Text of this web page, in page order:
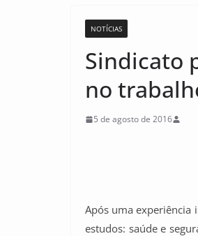
NOTÍCIAS
Sindicato
no
5 de agosto de 2016
Após uma experiência
estudos: saúde e